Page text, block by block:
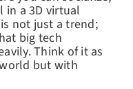
in a 3D virtual
not just a trend;
big tech
Think of it as
but with